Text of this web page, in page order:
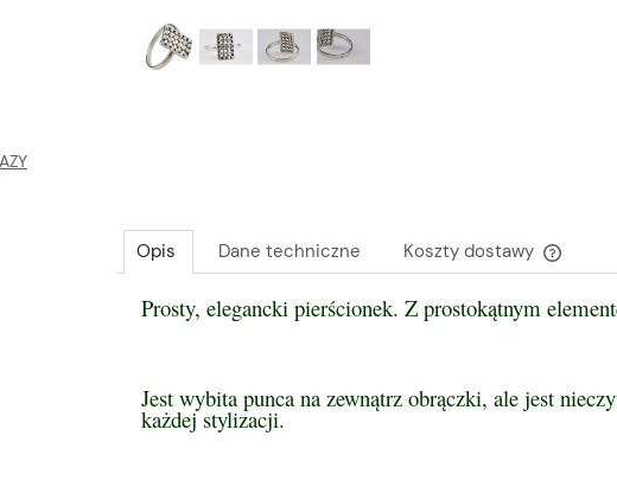
Opis Dane techniczne Koszty dostawy
Cena
Prosty, elegancki pierścionek. Z prostokątnym
Jest wybita punca na zewnątrz obrączki, ale jest
każdej stylizacji.